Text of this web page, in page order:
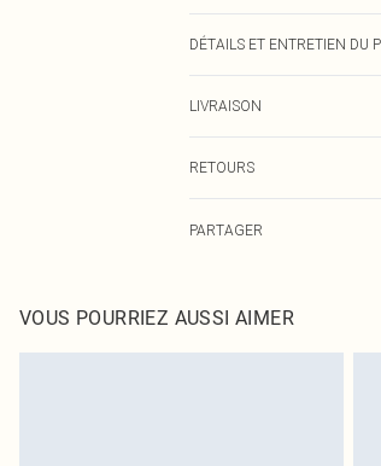
DÉTAILS ET ENTRETIEN DU
LIVRAISON
RETOURS
Veuillez noter que nous ne
également être essayées en
PARTAGER
VOUS POURRIEZ AUSSI AIMER